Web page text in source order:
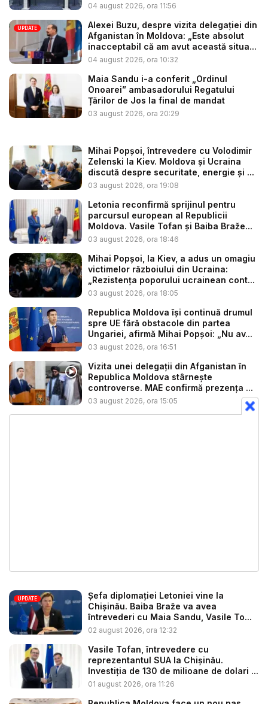
04 august 2026, ora 11:56
UPDATE
Alexei Buzu, despre vizita delegației din
Afganistan în Moldova: „Este absolut
inacceptabil că am avut această situa...
04 august 2026, ora 10:32
Maia Sandu i-a conferit „Ordinul
Onoarei” ambasadorului Regatului
Țărilor de Jos la final de mandat
03 august 2026, ora 20:29
Mihai Popșoi, întrevedere cu Volodimir
Zelenski la Kiev. Moldova și Ucraina
discută despre securitate, energie și ...
03 august 2026, ora 19:08
Letonia reconfirmă sprijinul pentru
parcursul european al Republicii
Moldova. Vasile Tofan și Baiba Braže...
03 august 2026, ora 18:46
Mihai Popșoi, la Kiev, a adus un omagiu
victimelor războiului din Ucraina:
„Rezistența poporului ucrainean cont...
03 august 2026, ora 18:05
Republica Moldova își continuă drumul
spre UE fără obstacole din partea
Ungariei, afirmă Mihai Popșoi: „Nu av...
03 august 2026, ora 16:51
Vizita unei delegații din Afganistan în
Republica Moldova stârnește
controverse. MAE confirmă prezența ...
03 august 2026, ora 15:05
UPDATE
Șefa diplomației Letoniei vine la
Chișinău. Baiba Braže va avea
întrevederi cu Maia Sandu, Vasile To...
02 august 2026, ora 12:32
Vasile Tofan, întrevedere cu
reprezentantul SUA la Chișinău.
Investiția de 130 de milioane de dolari ...
01 august 2026, ora 11:26